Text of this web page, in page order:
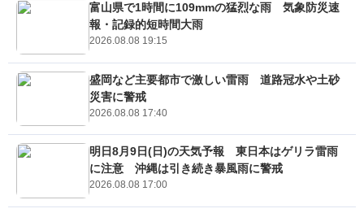
富山県で1時間に109mmの猛烈な雨 気象防災速
報・記録的短時間大雨
2026.08.08 19:15
盛岡など主要都市で激しい雷雨 道路冠水や土砂
災害に警戒
2026.08.08 17:40
明日8月9日(日)の天気予報 東日本はゲリラ雷雨
に注意 沖縄は引き続き暴風雨に警戒
2026.08.08 17:00